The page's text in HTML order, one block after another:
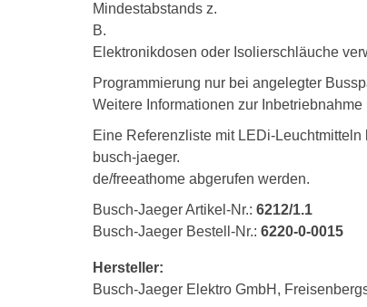
Mindestabstands z.
B.
Elektronikdosen oder Isolierschläuche
Programmierung nur bei angelegter
Weitere Informationen zur
Eine Referenzliste mit LEDi-Leuchtmitteln
busch-jaeger.
de/freeathome abgerufen werden.
Busch-Jaeger Artikel-Nr.: 6212/1.1
Busch-Jaeger Bestell-Nr.: 6220-0-0015
Hersteller:
Busch-Jaeger Elektro GmbH,